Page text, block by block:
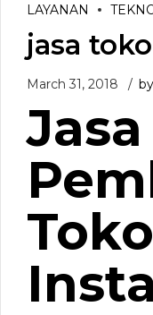
LAYANAN
jasa
March 31, 2018
Jasa